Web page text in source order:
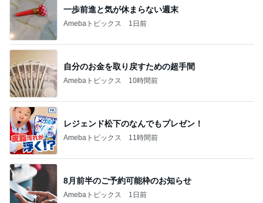
一歩前進と気が休まらない週末
Amebaトピックス 1日前
自分のお金を取り戻すための超手間
Amebaトピックス 10時間前
レジェンド松下のなんでもプレゼン！
Amebaトピックス 11時間前
8月前半のご予約可能枠のお知らせ
Amebaトピックス 1日前